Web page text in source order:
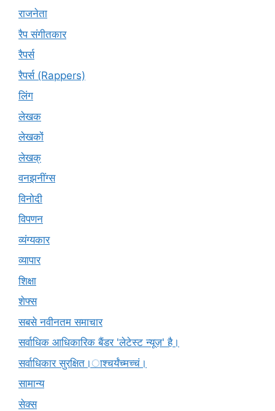
राजनेता
रैप संगीतकार
रैपर्स
रैपर्स (Rappers)
लिंग
लेखक
लेखकों
लेखक्
वनझनींग्स
विनोदी
विपणन
व्यंग्यकार
व्यापार
शिक्षा
शेफ्स
सबसे नवीनतम समाचार
सर्वाधिक आधिकारिक बैंडर 'लेटेस्ट न्यूज़' है।
सर्वाधिकार सुरक्षित।ाश्चर्यंच्मच्चं।
सामान्य
सेक्स